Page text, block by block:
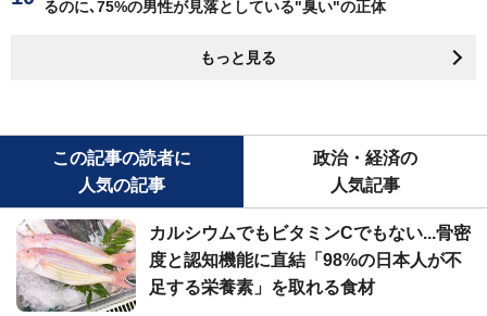
るのに､75%の男性が見落としている"臭い"の正体
もっと見る
この記事の読者に
人気の記事
政治・経済の
人気記事
カルシウムでもビタミンCでもない...骨密
度と認知機能に直結「98%の日本人が不
足する栄養素」を取れる食材